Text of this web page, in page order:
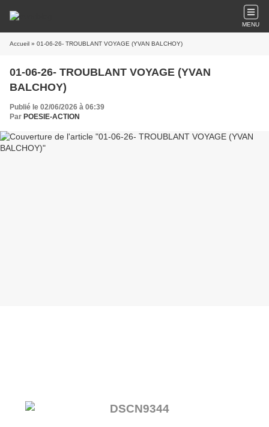
MENU
Accueil » 01-06-26- TROUBLANT VOYAGE (YVAN BALCHOY)
01-06-26- TROUBLANT VOYAGE (YVAN
BALCHOY)
Publié le 02/06/2026 à 06:39
Par POESIE-ACTION